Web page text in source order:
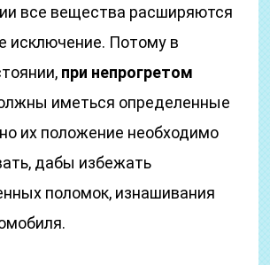
все вещества расширяются
исключение. Потому в
при непрогретом
иметься определенные
их положение необходимо
дабы избежать
поломок, изнашивания